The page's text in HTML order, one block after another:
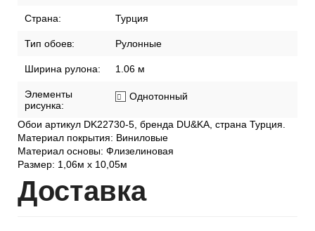
Страна: Турция
Тип обоев: Рулонные
Ширина рулона: 1.06 м
Элементы
рисунка:
Однотонный
Обои артикул DK22730-5, бренда DU&KA, страна Турция.
Материал покрытия: Виниловые
Материал основы: Флизелиновая
Размер: 1,06м х 10,05м
Доставка